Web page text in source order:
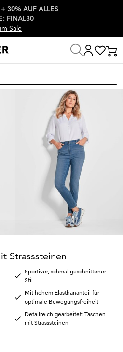
zum Content
30% AUF ALLES
FINAL30
Sale
Strasssteinen
Sportiver, schmal geschnittener
Stil
Mit hohem Elasthananteil für
optimale Bewegungsfreiheit
Detailreich gearbeitet: Taschen
mit Strasssteinen